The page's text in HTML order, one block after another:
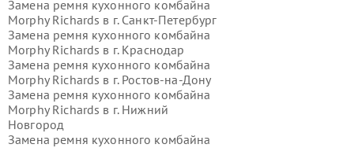
Замена ремня кухонного комбайна
Morphy Richards в г. Санкт-Петербург
Замена ремня кухонного комбайна
Morphy Richards в г. Краснодар
Замена ремня кухонного комбайна
Morphy Richards в г. Ростов-на-Дону
Замена ремня кухонного комбайна
Morphy Richards в г. Нижний
Новгород
Замена ремня кухонного комбайна